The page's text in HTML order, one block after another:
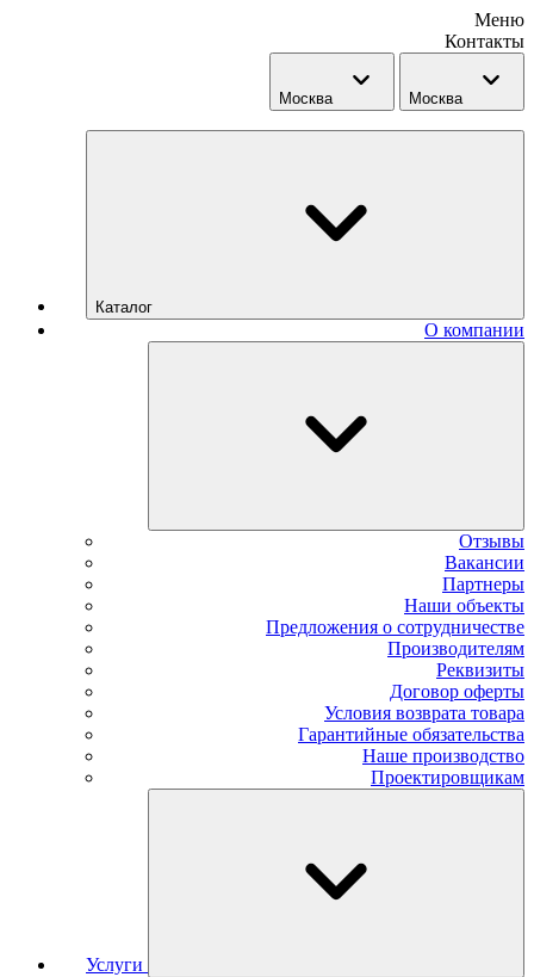
Меню
Контакты
Москва Москва
Каталог
О компании
Отзывы
Вакансии
Партнеры
Наши объекты
Предложения о сотрудничестве
Производителям
Реквизиты
Договор оферты
Условия возврата товара
Гарантийные обязательства
Наше производство
Проектировщикам
Услуги